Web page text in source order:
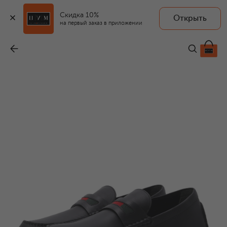
Скидка 10%
на первый заказ в приложении
Открыть
77 000 ₽